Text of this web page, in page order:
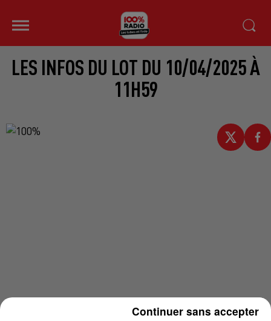
LES INFOS DU LOT DU 10/04/2025 À
11H59
Continuer sans accepter